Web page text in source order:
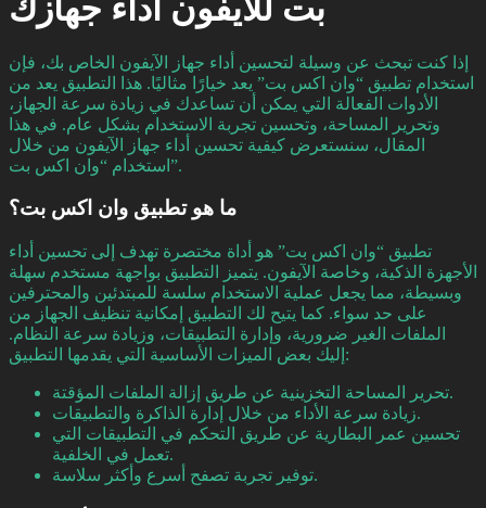
بت للايفون أداء جهازك
إذا كنت تبحث عن وسيلة لتحسين أداء جهاز الآيفون الخاص بك، فإن
استخدام تطبيق “وان اكس بت” يعد خيارًا مثاليًا. هذا التطبيق يعد من
الأدوات الفعالة التي يمكن أن تساعدك في زيادة سرعة الجهاز،
وتحرير المساحة، وتحسين تجربة الاستخدام بشكل عام. في هذا
المقال، سنستعرض كيفية تحسين أداء جهاز الآيفون من خلال
استخدام “وان اكس بت”.
ما هو تطبيق وان اكس بت؟
تطبيق “وان اكس بت” هو أداة مختصرة تهدف إلى تحسين أداء
الأجهزة الذكية، وخاصة الآيفون. يتميز التطبيق بواجهة مستخدم سهلة
وبسيطة، مما يجعل عملية الاستخدام سلسة للمبتدئين والمحترفين
على حد سواء. كما يتيح لك التطبيق إمكانية تنظيف الجهاز من
الملفات الغير ضرورية، وإدارة التطبيقات، وزيادة سرعة النظام.
إليك بعض الميزات الأساسية التي يقدمها التطبيق:
تحرير المساحة التخزينية عن طريق إزالة الملفات المؤقتة.
زيادة سرعة الأداء من خلال إدارة الذاكرة والتطبيقات.
تحسين عمر البطارية عن طريق التحكم في التطبيقات التي
تعمل في الخلفية.
توفير تجربة تصفح أسرع وأكثر سلاسة.